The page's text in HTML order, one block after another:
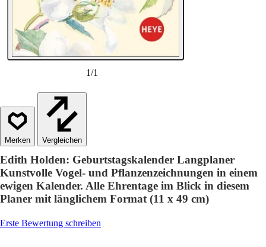
1/1
Vergleichen
Edith Holden: Geburtstagskalender Langplaner
Kunstvolle Vogel- und Pflanzenzeichnungen in einem
ewigen Kalender. Alle Ehrentage im Blick in diesem
Planer mit länglichem Format (11 x 49 cm)
Erste Bewertung schreiben